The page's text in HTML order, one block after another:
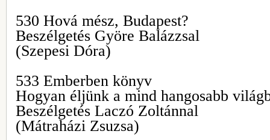
530 Hová mész, Budapest?
Beszélgetés Györe Balázzsal
(Szepesi Dóra)
533 Emberben könyv
Hogyan éljünk a mind hangosabb
Beszélgetés Laczó Zoltánnal
(Mátraházi Zsuzsa)